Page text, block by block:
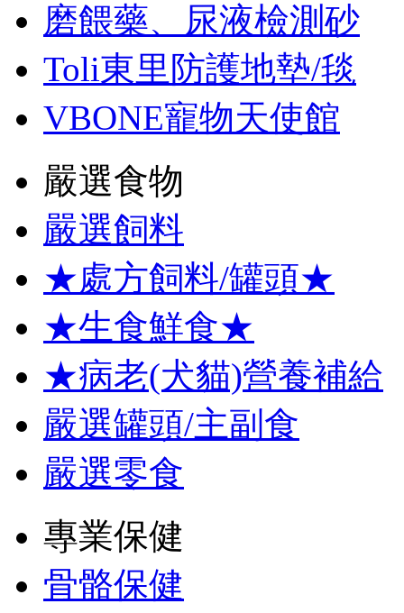
磨餵藥、尿液檢測砂
Toli東里防護地墊/毯
VBONE寵物天使館
嚴選食物
嚴選飼料
★處方飼料/罐頭★
★生食鮮食★
★病老(犬貓)營養補給
嚴選罐頭/主副食
嚴選零食
專業保健
骨骼保健